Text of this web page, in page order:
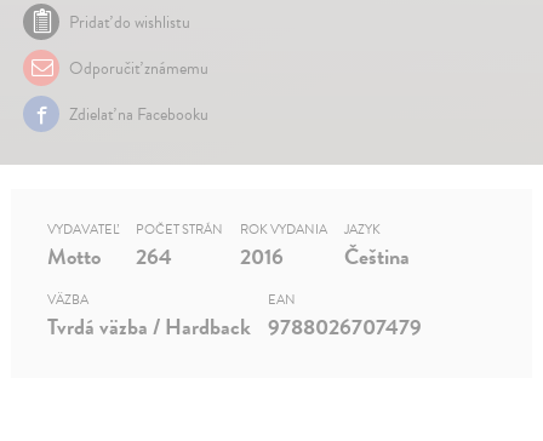
Pridať do wishlistu
Odporučiť známemu
Zdielať na Facebooku
VYDAVATEĽ
Motto
POČET STRÁN
264
ROK VYDANIA
2016
JAZYK
Čeština
VÄZBA
Tvrdá väzba / Hardback
EAN
9788026707479